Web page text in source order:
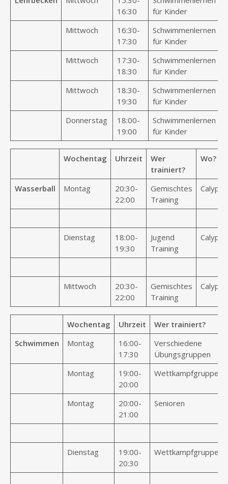
16:30
für Kinder
Mittwoch
16:30-
17:30
Schwimmenlernen
für Kinder
Mittwoch
17:30-
18:30
Schwimmenlernen
für Kinder
Mittwoch
18:30-
19:30
Schwimmenlernen
für Kinder
Donnerstag
18:00-
19:00
Schwimmenlernen
für Kinder
Wochentag Uhrzeit
Wer
trainiert?
Wo?
Wasserball Montag
20:30-
22:00
Gemischtes
Training
Calypso
Dienstag
18:00-
19:30
Jugend
Training
Calypso
Mittwoch
20:30-
22:00
Gemischtes
Training
Calypso
Wochentag Uhrzeit
Wer trainiert?
Schwimmen
Montag
16:00-
17:30
Verschiedene
Übungsgruppen
Montag
19:00-
20:00
Wettkampfgruppe
Montag
20:00-
21:00
Senioren
Dienstag
19:00-
20:30
Wettkampfgruppe